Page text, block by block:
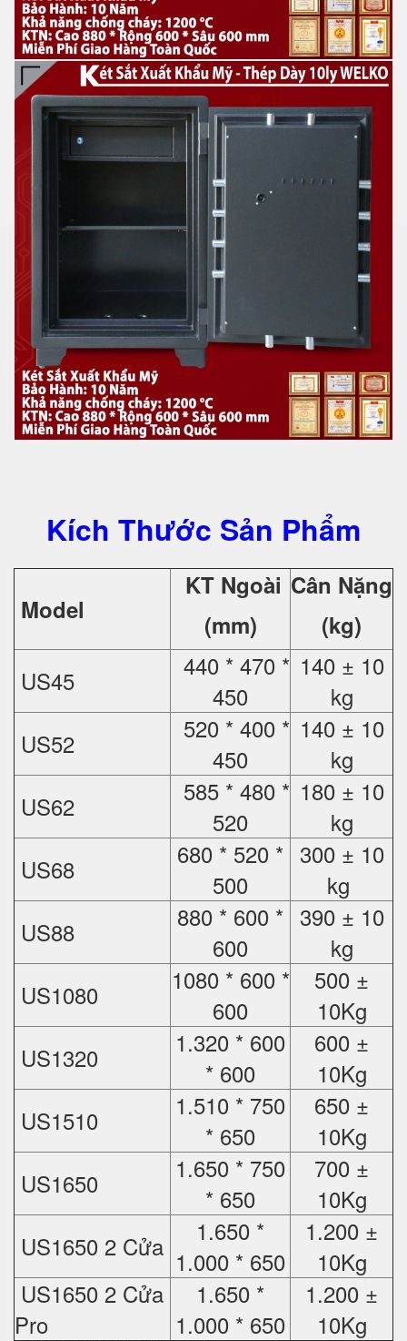
Kích Thước Sản Phẩm
Model
KT Ngoài
(mm)
Cân Nặng
(kg)
US45
440 * 470 *
450
140 ± 10
kg
US52
520 * 400 *
450
140 ± 10
kg
US62
585 * 480 *
520
180 ± 10
kg
US68
680 * 520 *
500
300 ± 10
kg
US88
880 * 600 *
600
390 ± 10
kg
US1080
1080 * 600 *
600
500 ±
10Kg
US1320
1.320 * 600
* 600
600 ±
10Kg
US1510
1.510 * 750
* 650
650 ±
10Kg
US1650
1.650 * 750
* 650
700 ±
10Kg
US1650 2 Cửa
1.650 *
1.000 * 650
1.200 ±
10Kg
US1650 2 Cửa
Pro
1.650 *
1.000 * 650
1.200 ±
10Kg